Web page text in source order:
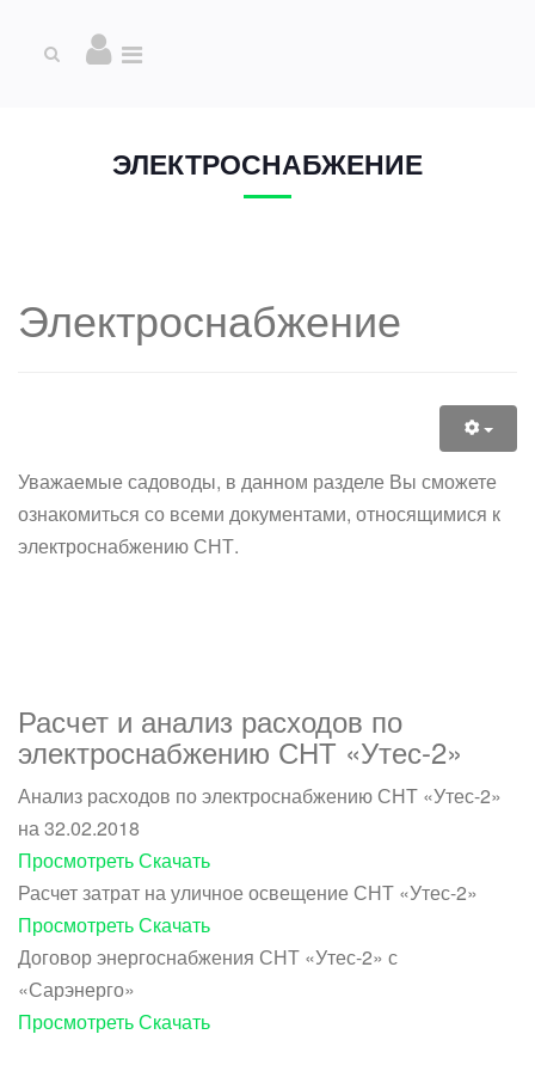
ЭЛЕКТРОСНАБЖЕНИЕ
Электроснабжение
Уважаемые садоводы, в данном разделе Вы сможете
ознакомиться со всеми документами, относящимися к
электроснабжению СНТ.
Расчет и анализ расходов по
электроснабжению СНТ «Утес-2»
Анализ расходов по электроснабжению СНТ «Утес-2»
на 32.02.2018
ПросмотретьСкачать
Расчет затрат на уличное освещение СНТ «Утес-2»
ПросмотретьСкачать
Договор энергоснабжения СНТ «Утес-2» с
«Сарэнерго»
ПросмотретьСкачать